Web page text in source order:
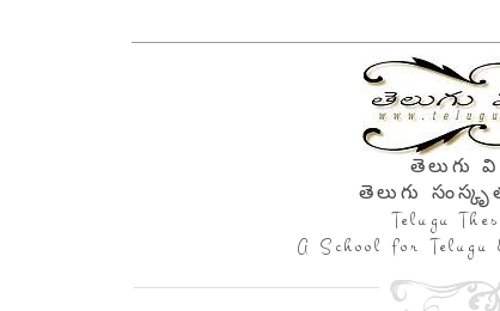
తెలుగు
తెలుగు
Telugu
A School for